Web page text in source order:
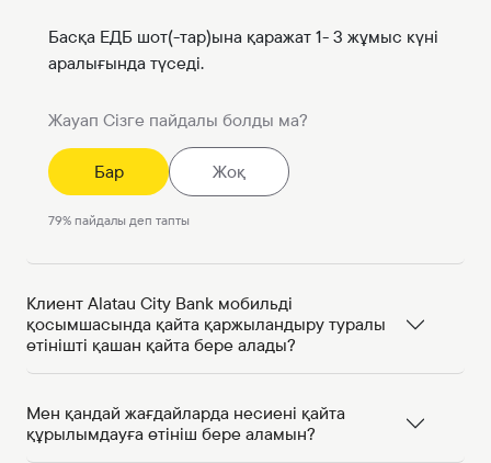
Басқа ЕДБ шот(-тар)ына қаражат 1- 3 жұмыс күні
аралығында түседі.
Жауап Сізге пайдалы болды ма?
Бар Жоқ
79%пайдалы деп тапты
Клиент Alatau City Bank мобильді
қосымшасында қайта қаржыландыру туралы
өтінішті қашан қайта бере алады?
Мен қандай жағдайларда несиені қайта
құрылымдауға өтініш бере аламын?